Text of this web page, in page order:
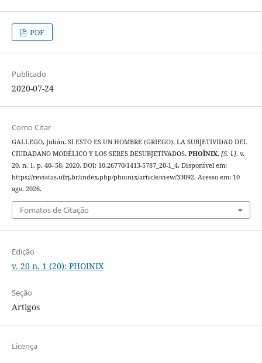
PDF
Publicado
2020-07-24
Como Citar
GALLEGO, Julián. SI ESTO ES UN HOMBRE (GRIEGO). LA SUBJETIVIDAD DEL
CIUDADANO MODÉLICO Y LOS SERES DESUBJETIVADOS. PHOÎNIX, [S. l.], v.
20, n. 1, p. 40–58, 2020. DOI: 10.26770/1413-5787_20-1_4. Disponível em:
https://revistas.ufrj.br/index.php/phoinix/article/view/33092. Acesso em: 10
ago. 2026.
Fomatos de Citação
Edição
v. 20 n. 1 (20): PHOINIX
Seção
Artigos
Licença